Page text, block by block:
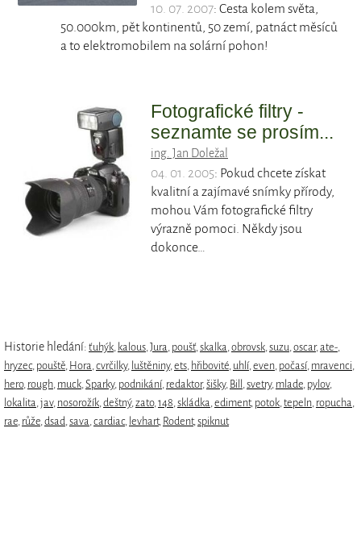
10. 07. 2007: Cesta kolem světa,
50.000km, pět kontinentů, 50 zemí, patnáct měsíců
a to elektromobilem na solární pohon!
Fotografické filtry -
seznamte se prosím...
ing. Jan Doležal
04. 01. 2005: Pokud chcete získat
kvalitní a zajímavé snímky přírody,
mohou Vám fotografické filtry
výrazně pomoci. Někdy jsou
dokonce…
Historie hledání: ťuhýk, kalous,Jura, poušť,skalka,obrovsk,suzu,oscar,ate-,
hryzec, pouště, Hora,cvrčilky, luštěniny,ets, hřibovité, uhlí,even, počasí, mravenci,
hero, rough, muck,Sparky, podnikání, redaktor,šišky, Bill ,svetry, mlade, pylov,
lokalita,jav, nosorožík,deštný,zato,148,skládka,ediment, potok,tepeln, ropucha,
rae, růže,dsad,sava,cardiac, levhart, Rodent,spiknut